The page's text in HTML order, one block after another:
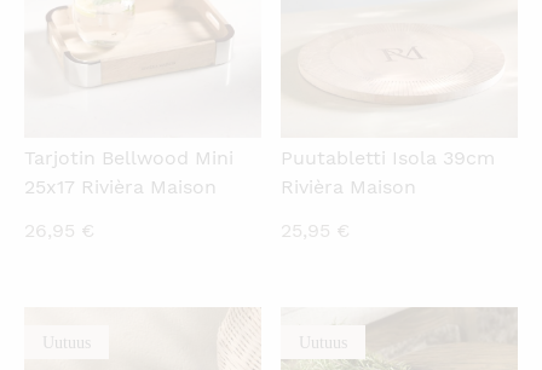
Tarjotin Bellwood Mini
25x17 Rivièra Maison
26,95 €
Puutabletti Isola 39cm
Rivièra Maison
25,95 €
UutuusKATSO PIKANÄKYMÄ UutuusKATSO PIKANÄKYMÄ